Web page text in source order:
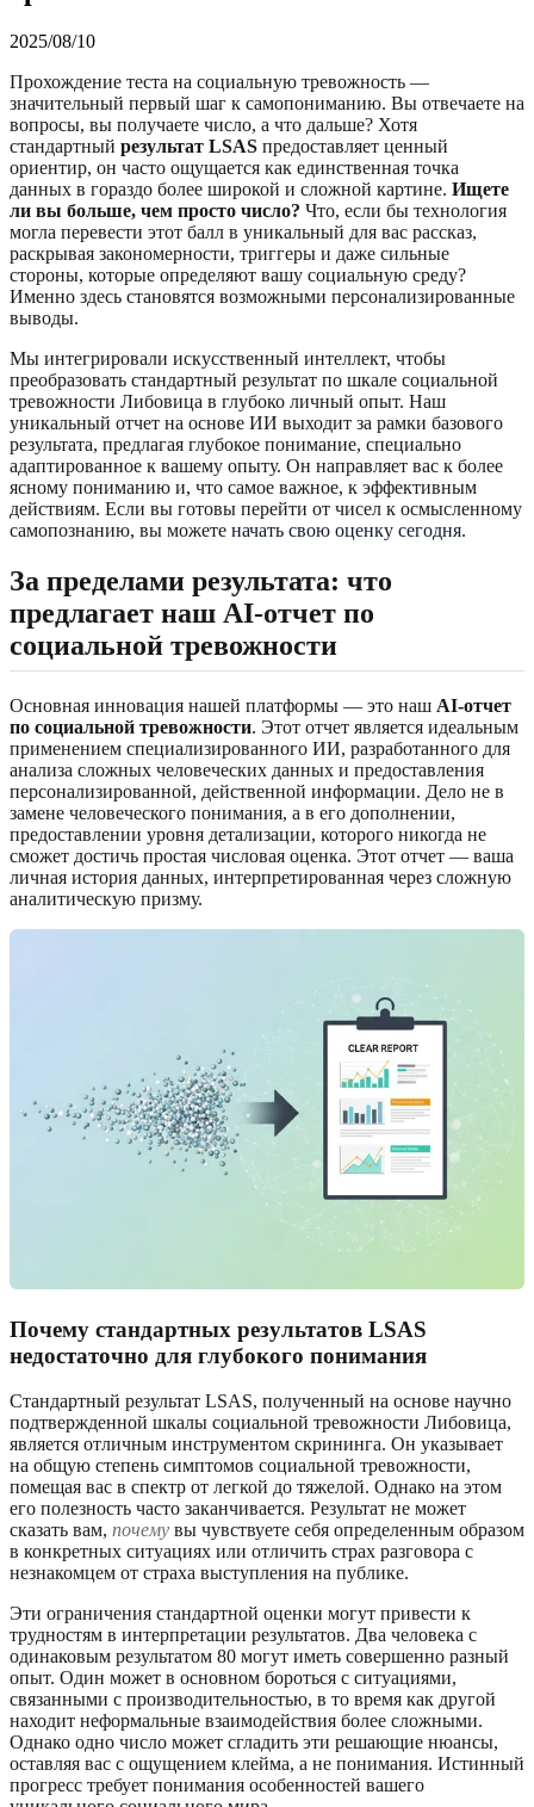
2025/08/10
Прохождение теста на социальную тревожность —
значительный первый шаг к самопониманию. Вы отвечаете на
вопросы, вы получаете число, а что дальше? Хотя
стандартный результат LSAS предоставляет ценный
ориентир, он часто ощущается как единственная точка
данных в гораздо более широкой и сложной картине. Ищете
ли вы больше, чем просто число? Что, если бы технология
могла перевести этот балл в уникальный для вас рассказ,
раскрывая закономерности, триггеры и даже сильные
стороны, которые определяют вашу социальную среду?
Именно здесь становятся возможными персонализированные
выводы.
Мы интегрировали искусственный интеллект, чтобы
преобразовать стандартный результат по шкале социальной
тревожности Либовица в глубоко личный опыт. Наш
уникальный отчет на основе ИИ выходит за рамки базового
результата, предлагая глубокое понимание, специально
адаптированное к вашему опыту. Он направляет вас к более
ясному пониманию и, что самое важное, к эффективным
действиям. Если вы готовы перейти от чисел к осмысленному
самопознанию, вы можете начать свою оценку сегодня.
За пределами результата: что
предлагает наш AI-отчет по
социальной тревожности
Основная инновация нашей платформы — это наш AI-отчет
по социальной тревожности. Этот отчет является идеальным
применением специализированного ИИ, разработанного для
анализа сложных человеческих данных и предоставления
персонализированной, действенной информации. Дело не в
замене человеческого понимания, а в его дополнении,
предоставлении уровня детализации, которого никогда не
сможет достичь простая числовая оценка. Этот отчет — ваша
личная история данных, интерпретированная через сложную
аналитическую призму.
Почему стандартных результатов LSAS
недостаточно для глубокого понимания
Стандартный результат LSAS, полученный на основе научно
подтвержденной шкалы социальной тревожности Либовица,
является отличным инструментом скрининга. Он указывает
на общую степень симптомов социальной тревожности,
помещая вас в спектр от легкой до тяжелой. Однако на этом
его полезность часто заканчивается. Результат не может
сказать вам, почему вы чувствуете себя определенным образом
в конкретных ситуациях или отличить страх разговора с
незнакомцем от страха выступления на публике.
Эти ограничения стандартной оценки могут привести к
трудностям в интерпретации результатов. Два человека с
одинаковым результатом 80 могут иметь совершенно разный
опыт. Один может в основном бороться с ситуациями,
связанными с производительностью, в то время как другой
находит неформальные взаимодействия более сложными.
Однако одно число может сгладить эти решающие нюансы,
оставляя вас с ощущением клейма, а не понимания. Истинный
прогресс требует понимания особенностей вашего